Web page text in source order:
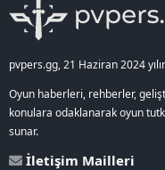
pvpers.gg, 21 Haziran 2024
Oyun haberleri, rehberler,
konulara odaklanarak oyun
sunar.
İletişim Mailleri